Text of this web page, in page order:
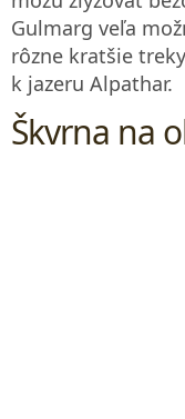
Gulmarg veľa
rôzne kratšie
k jazeru Alpathar.
Škvrna na